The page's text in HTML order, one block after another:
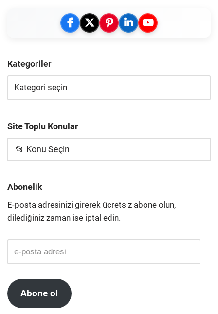
Kategoriler
Site Toplu Konular
📂 Konu Seçin
Abonelik
E-posta adresinizi girerek ücretsiz abone olun,
dilediğiniz zaman ise iptal edin.
Abone ol